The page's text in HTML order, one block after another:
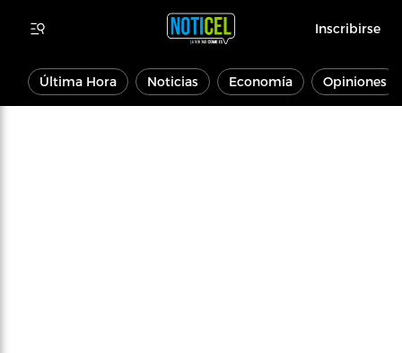
Inscribirse
Última Hora Noticias Economía Opiniones